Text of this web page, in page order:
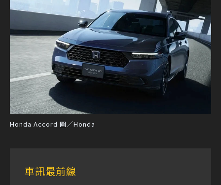
Honda Accord 圖／Honda
車訊最前線